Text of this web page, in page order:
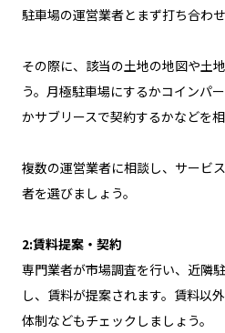
駐車場の運営業者とまず打ち合わせ
その際に、該当の土地の地図や土
う。月極駐車場にするかコインパ
かサブリースで契約するかなどを相
複数の運営業者に相談し、サービ
者を選びましょう。
2:賃料提案・契約
専門業者が市場調査を行い、近隣
し、賃料が提案されます。賃料以
体制などもチェックしましょう。